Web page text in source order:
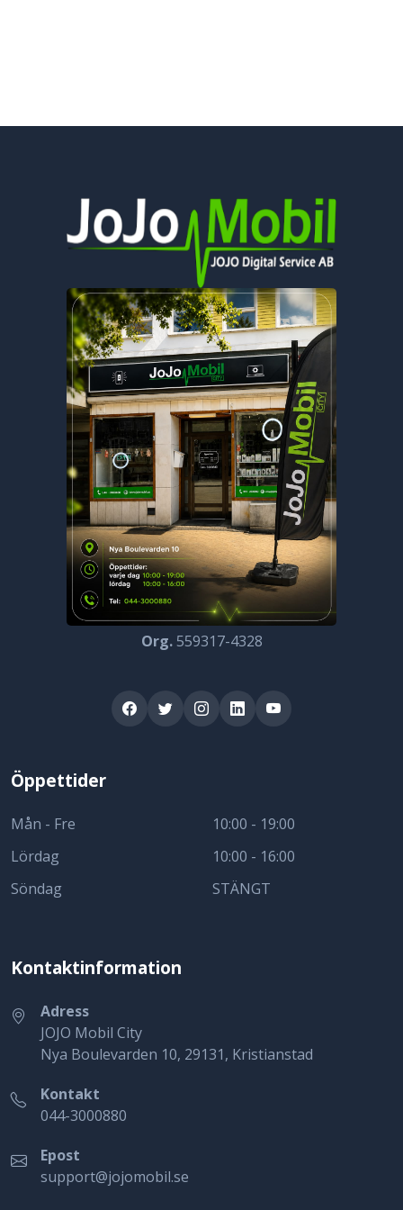
Org.559317-4328
Öppettider
Mån - Fre
Lördag
Söndag
10:00 - 19:00
10:00 - 16:00
STÄNGT
Kontaktinformation
Adress
JOJO Mobil City
Nya Boulevarden 10, 29131, Kristianstad
Kontakt
044-3000880
Epost
support@jojomobil.se